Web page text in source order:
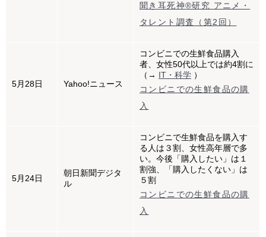
聞き耳死神®研究 アニメ・
タレント調査（第2回）
5月28日 Yahoo!ニュース
コンビニでの生鮮食品購入
者、女性50代以上では約4割に
（→ IT・科学 ）
コンビニでの生鮮食品の購
入
5月24日
朝日新聞デジタ
ル
コンビニで生鮮食品を購入す
る人は３割、女性高年層で多
い。今後「購入したい」は１
割強、「購入したくない」は
５割
コンビニでの生鮮食品の購
入